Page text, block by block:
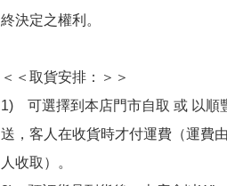
終決定之權利。
＜＜取貨安排：＞＞
1)　可選擇到本店門市自取 或 以順
送，客人在收貨時才付運費（運費
人收取）。